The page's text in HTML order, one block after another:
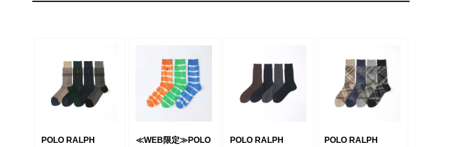
POLO RALPH
≪WEB限定≫POLO
POLO RALPH
POLO RALPH